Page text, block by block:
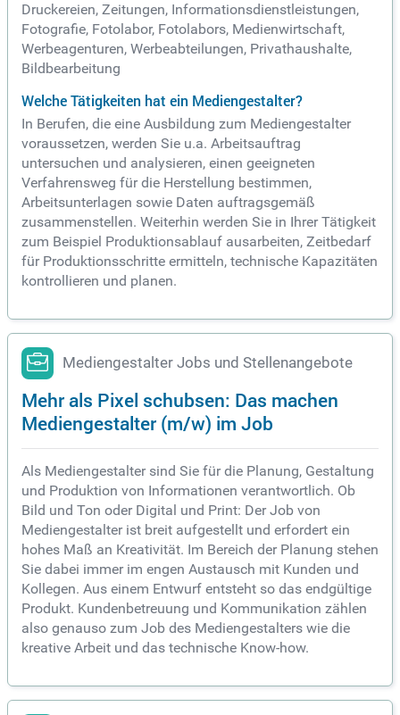
Druckereien, Zeitungen, Informationsdienstleistungen,
Fotografie, Fotolabor, Fotolabors, Medienwirtschaft,
Werbeagenturen, Werbeabteilungen, Privathaushalte,
Bildbearbeitung
Welche Tätigkeiten hat ein Mediengestalter?
In Berufen, die eine Ausbildung zum Mediengestalter
voraussetzen, werden Sie u.a. Arbeitsauftrag
untersuchen und analysieren, einen geeigneten
Verfahrensweg für die Herstellung bestimmen,
Arbeitsunterlagen sowie Daten auftragsgemäß
zusammenstellen. Weiterhin werden Sie in Ihrer Tätigkeit
zum Beispiel Produktionsablauf ausarbeiten, Zeitbedarf
für Produktionsschritte ermitteln, technische Kapazitäten
kontrollieren und planen.
Mediengestalter Jobs und Stellenangebote
Mehr als Pixel schubsen: Das machen
Mediengestalter (m/w) im Job
Als Mediengestalter sind Sie für die Planung, Gestaltung
und Produktion von Informationen verantwortlich. Ob
Bild und Ton oder Digital und Print: Der Job von
Mediengestalter ist breit aufgestellt und erfordert ein
hohes Maß an Kreativität. Im Bereich der Planung stehen
Sie dabei immer im engen Austausch mit Kunden und
Kollegen. Aus einem Entwurf entsteht so das endgültige
Produkt. Kundenbetreuung und Kommunikation zählen
also genauso zum Job des Mediengestalters wie die
kreative Arbeit und das technische Know-how.